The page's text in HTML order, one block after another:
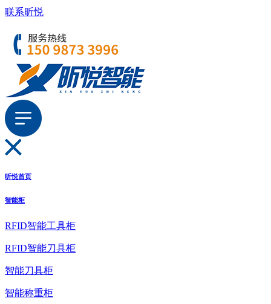
联系昕悦
昕悦首页
智能柜
RFID智能工具柜
RFID智能刀具柜
智能刀具柜
智能称重柜